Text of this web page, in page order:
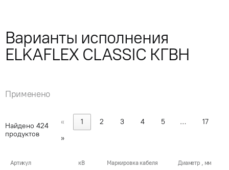
Варианты исполнения
ELKAFLEX CLASSIC КГВН
Применено
Найдено 424
продуктов
« 1 2 3 4 5 …
17
»
Артикул кВ Маркировка кабеля Диаметр , мм